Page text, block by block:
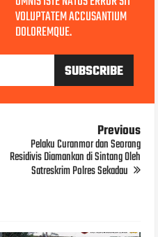
VOLUPTATEM ACCUSANTIUM
DOLOREMQUE.
Previous
Pelaku Curanmor dan Seorang
Residivis Diamankan di Sintang Oleh
Satreskrim Polres Sekadau